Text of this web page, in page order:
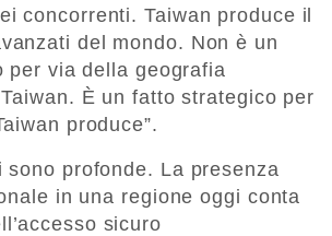
concorrenti. Taiwan produce il
del mondo. Non è un
per via della geografia
È un fatto strategico per
produce”.
sono profonde. La presenza
in una regione oggi conta
sicuro